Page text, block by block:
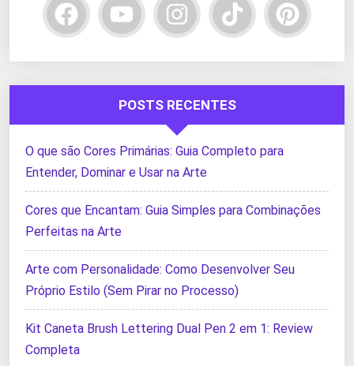
POSTS RECENTES
O que são Cores Primárias: Guia Completo para
Entender, Dominar e Usar na Arte
Cores que Encantam: Guia Simples para Combinações
Perfeitas na Arte
Arte com Personalidade: Como Desenvolver Seu
Próprio Estilo (Sem Pirar no Processo)
Kit Caneta Brush Lettering Dual Pen 2 em 1: Review
Completa